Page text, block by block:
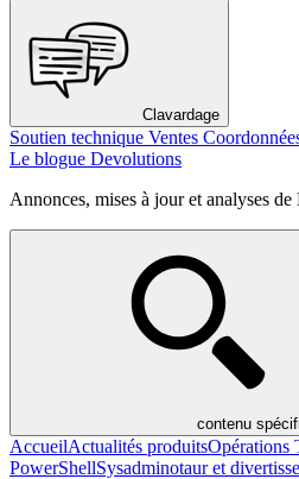
Clavardage
Soutien technique Ventes
Le blogue Devolutions
Annonces, mises à jour et analyses
contenu
AccueilActualités produitsOpérations
PowerShellSysadminotaur et